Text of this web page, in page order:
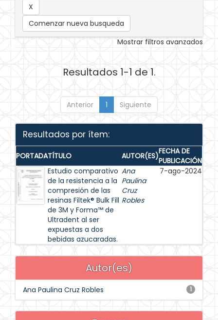
Comenzar nueva busqueda
Mostrar filtros avanzados
Resultados 1-1 de 1.
Anterior 1 Siguiente
Resultados por ítem:
PORTADATÍTULO AUTOR(ES)FECHA DE
PUBLICACIÓN
Estudio comparativo
de la resistencia a la
compresión de las
resinas Filtek® Bulk Fill
de 3M y Forma™ de
Ultradent al ser
expuestas a dos
bebidas azucaradas.
Ana
Paulina
Cruz
Robles
7-ago-2024
Autor(es)
1
Ana Paulina Cruz Robles